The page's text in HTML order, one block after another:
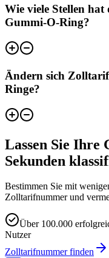
Wie viele Stellen
Gummi-O-Ring?
Ändern sich
Ringe?
Lassen Sie Ihre
Sekunden
Bestimmen Sie mit
Zolltarifnummer und
Über 100.000
Nutzer
Zolltarifnummer finden